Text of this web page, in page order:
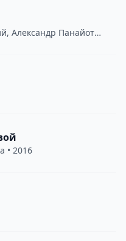
, Александр Панайотов
• 2016